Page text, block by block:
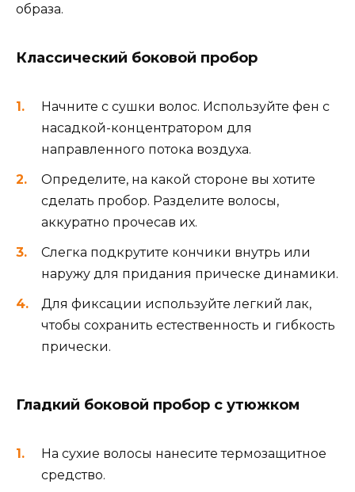
образа.
Классический боковой пробор
Начните с сушки волос. Используйте фен с
насадкой-концентратором для
направленного потока воздуха.
Определите, на какой стороне вы хотите
сделать пробор. Разделите волосы,
аккуратно прочесав их.
Слегка подкрутите кончики внутрь или
наружу для придания прическе динамики.
Для фиксации используйте легкий лак,
чтобы сохранить естественность и гибкость
прически.
Гладкий боковой пробор с утюжком
На сухие волосы нанесите термозащитное
средство.